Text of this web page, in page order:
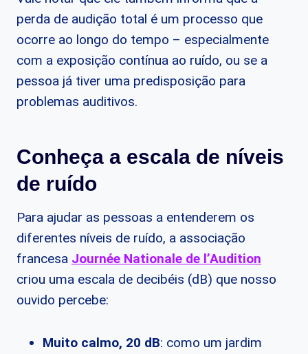
perda de audição total é um processo que
ocorre ao longo do tempo – especialmente
com a exposição contínua ao ruído, ou se a
pessoa já tiver uma predisposição para
problemas auditivos.
Conheça a escala de níveis
de ruído
Para ajudar as pessoas a entenderem os
diferentes níveis de ruído, a associação
francesa Journée Nationale de l’Audition
criou uma escala de decibéis (dB) que nosso
ouvido percebe:
Muito calmo, 20 dB: como um jardim